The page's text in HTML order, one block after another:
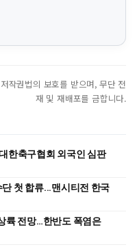
작권법의 보호를 받으며, 무단 전
재 및 재배포를 금합니다.
한축구협회 외국인 심판
첫 합류...맨시티전 한국
륙 전망…한반도 폭염은